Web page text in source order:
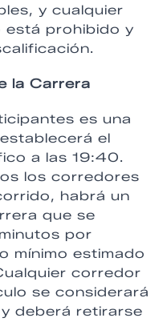
y cualquier
está prohibido y
la Carrera
es una
el
a las 19:40.
los corredores
habrá un
que se
por
mínimo estimado
corredor
se considerará
deberá retirarse